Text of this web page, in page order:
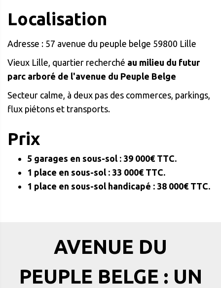
Localisation
Adresse : 57 avenue du peuple belge 59800 Lille
Vieux Lille, quartier recherché au milieu du futur
parc arboré de l'avenue du Peuple Belge
Secteur calme, à deux pas des commerces, parkings,
flux piétons et transports.
Prix
5 garages en sous-sol : 39 000€ TTC.
1 place en sous-sol : 33 000€ TTC.
1 place en sous-sol handicapé : 38 000€ TTC.
AVENUE DU
PEUPLE BELGE : UN